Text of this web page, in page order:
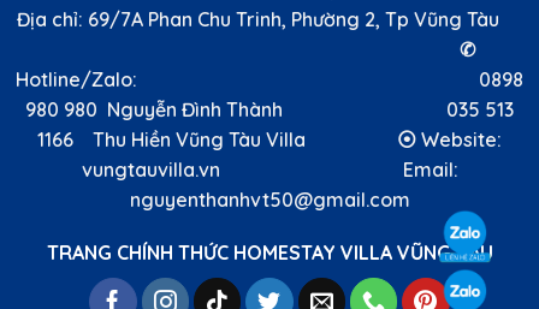
TRANG CHÍNH THỨC HOMESTAY VILLA VŨNG TÀU
nguyenthanhvt50@gmail.com